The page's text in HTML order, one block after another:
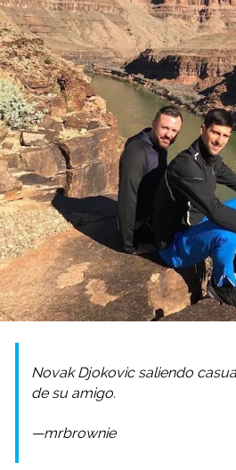
Novak Djokovic saliendo
de su amigo.
—mrbrownie